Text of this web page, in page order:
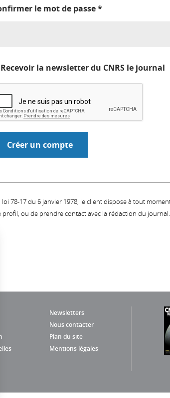
le mot de passe*
Recevoir la newsletter du CNRS le journal
78-17 du 6 janvier 1978, le client dispose à tout
ou de prendre contact avec la rédaction du journal.
Newsletters
Nous contacter
Plan du site
Mentions légales